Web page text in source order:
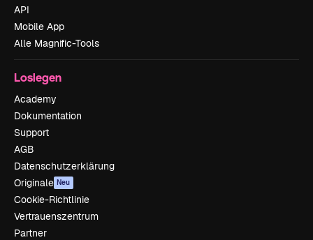
API
Mobile App
Alle Magnific-Tools
Loslegen
Academy
Dokumentation
Support
AGB
Datenschutzerklärung
Originale Neu
Cookie-Richtlinie
Vertrauenszentrum
Partner